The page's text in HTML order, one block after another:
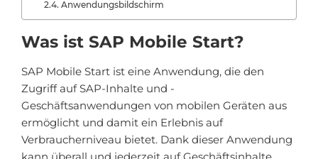
Anwendungsbildschirm
Was ist SAP Mobile Start?
SAP Mobile Start ist eine Anwendung, die den
Zugriff auf SAP-Inhalte und -
Geschäftsanwendungen von mobilen Geräten aus
ermöglicht und damit ein Erlebnis auf
Verbraucherniveau bietet. Dank dieser Anwendung